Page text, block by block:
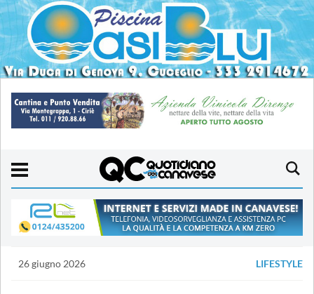
26 giugno 2026 LIFESTYLE